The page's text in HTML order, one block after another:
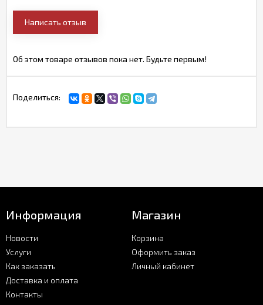
Написать отзыв
Об этом товаре отзывов пока нет. Будьте первым!
Поделиться:
Информация
Новости
Услуги
Как заказать
Доставка и оплата
Контакты
Магазин
Корзина
Оформить заказ
Личный кабинет